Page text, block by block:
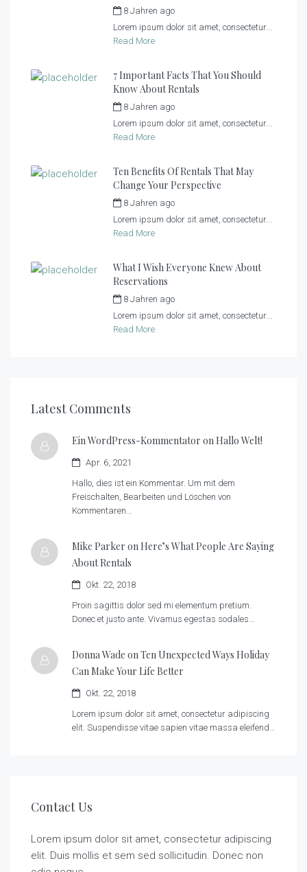
8 Jahren ago
Lorem ipsum dolor sit amet, consectetur...
Read More
7 Important Facts That You Should
Know About Rentals
8 Jahren ago
Lorem ipsum dolor sit amet, consectetur...
Read More
Ten Benefits Of Rentals That May
Change Your Perspective
8 Jahren ago
Lorem ipsum dolor sit amet, consectetur...
Read More
What I Wish Everyone Knew About
Reservations
8 Jahren ago
Lorem ipsum dolor sit amet, consectetur...
Read More
Latest Comments
Ein WordPress-Kommentator onHallo Welt!
Apr. 6, 2021
Hallo, dies ist ein Kommentar. Um mit dem
Freischalten, Bearbeiten und Löschen von
Kommentaren…
Mike Parker onHere’s What People Are Saying
About Rentals
Okt. 22, 2018
Proin sagittis dolor sed mi elementum pretium.
Donec et justo ante. Vivamus egestas sodales…
Donna Wade onTen Unexpected Ways Holiday
Can Make Your Life Better
Okt. 22, 2018
Lorem ipsum dolor sit amet, consectetur adipiscing
elit. Suspendisse vitae sapien vitae massa eleifend…
Contact Us
Lorem ipsum dolor sit amet, consectetur adipiscing
elit. Duis mollis et sem sed sollicitudin. Donec non